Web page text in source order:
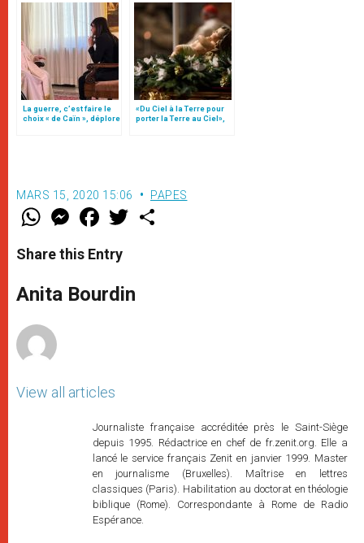
La guerre, c’est faire le
choix « de Caïn », déplore
«Du Ciel à la Terre pour
porter la Terre au Ciel»,
MARS 15, 2020 15:06 PAPES
W
t
s
p
p
M
e
s
e
g
e
F
a
e
b
o
k
w
r
Share this Entry
Anita Bourdin
View all articles
Journaliste française accréditée près le Saint-Siège
depuis 1995. Rédactrice en chef de fr.zenit.org. Elle a
lancé le service français Zenit en janvier 1999. Master
en journalisme (Bruxelles). Maîtrise en lettres
classiques (Paris). Habilitation au doctorat en théologie
biblique (Rome). Correspondante à Rome de Radio
Espérance.